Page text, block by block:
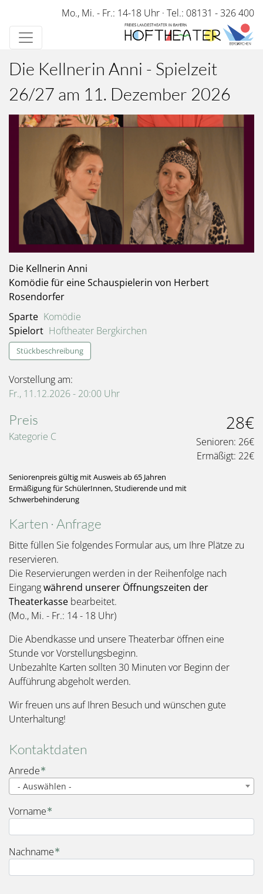
Direkt
zum
Inhalt
Mo., Mi. - Fr.: 14-18 Uhr · Tel.: 08131 - 326 400
Die Kellnerin Anni - Spielzeit
26/27 am 11. Dezember 2026
Die Kellnerin Anni
Komödie für eine Schauspielerin von Herbert
Rosendorfer
Sparte Komödie
Spielort Hoftheater Bergkirchen
Stückbeschreibung
Vorstellung am:
Fr., 11.12.2026 - 20:00 Uhr
Preis
Kategorie C
28€
Senioren: 26€
Ermäßigt: 22€
Seniorenpreis gültig mit Ausweis ab 65 Jahren
Ermäßigung für SchülerInnen, Studierende und mit
Schwerbehinderung
Karten · Anfrage
Bitte füllen Sie folgendes Formular aus, um Ihre Plätze zu
reservieren.
Die Reservierungen werden in der Reihenfolge nach
Eingangwährend unserer Öffnungszeiten der
Theaterkasse bearbeitet.
(Mo., Mi. - Fr.: 14 - 18 Uhr)
Die Abendkasse und unsere Theaterbar öffnen eine
Stunde vor Vorstellungsbeginn.
Unbezahlte Karten sollten 30 Minuten vor Beginn der
Aufführung abgeholt werden.
Wir freuen uns auf Ihren Besuch und wünschen gute
Unterhaltung!
Kontaktdaten
Name
Anrede
- Auswählen -
Vorname
Nachname